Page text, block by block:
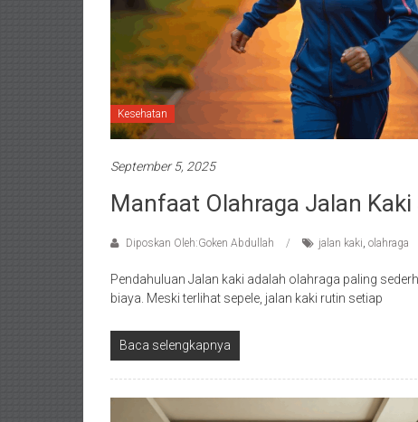
Kesehatan
September 5, 2025
Manfaat Olahraga Jalan Kaki
Diposkan Oleh:Goken Abdullah jalan kaki, olahraga
Pendahuluan Jalan kaki adalah olahraga paling
biaya. Meski terlihat sepele, jalan kaki rutin setiap
Baca selengkapnya